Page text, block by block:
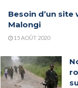
Besoin d’un
Malongi
15 AOÛT 2020